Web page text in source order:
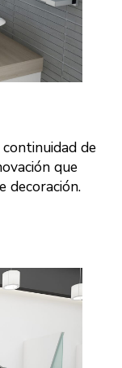
de
que
decoración.